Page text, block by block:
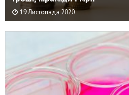
19 Листопада 2020